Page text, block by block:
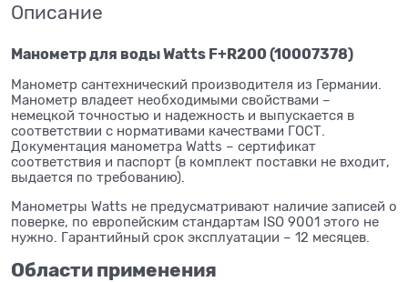
Описание
Манометр для воды Watts F+R200 (10007378)
Манометр сантехнический производителя из Германии.
Манометр владеет необходимыми свойствами –
немецкой точностью и надежность и выпускается в
соответствии с нормативами качествами ГОСТ.
Документация манометра Watts – сертификат
соответствия и паспорт (в комплект поставки не входит,
выдается по требованию).
Манометры Watts не предусматривают наличие записей о
поверке, по европейским стандартам ISO 9001 этого не
нужно. Гарантийный срок эксплуатации – 12 месяцев.
Области применения